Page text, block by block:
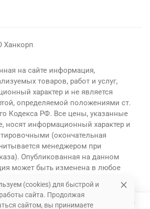
Ханкорп
на сайте информация,
товаров, работ и услуг,
характер и не является
определяемой положениями ст.
Кодекса РФ. Все цены, указанные
носят информационный характер и
(окончательная
менеджером при
Опубликованная на данном
может быть изменена в любое
уведомления.
(cookies) для быстрой и
сайта. Продолжая
сайтом, вы принимаете